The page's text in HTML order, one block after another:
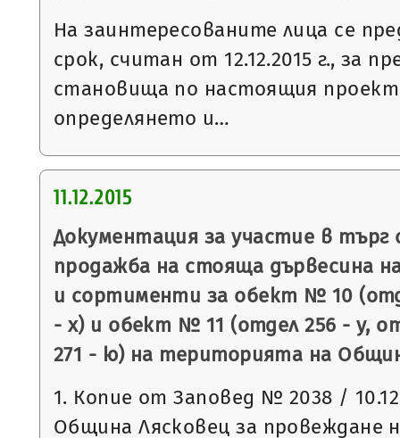
На заинтересованите лица се
срок, считан от 12.12.2015 г., за
становища по настоящия проект
определянето и…
11.12.2015
Документация за участие в търг
продажба на стояща дървесина
и сортименти за обект № 10
- х) и обект № 11 (отдел 256 - у,
271 - ю) на територията на
1. Копие от Заповед № 2038 /
Община Лясковец за провеждане